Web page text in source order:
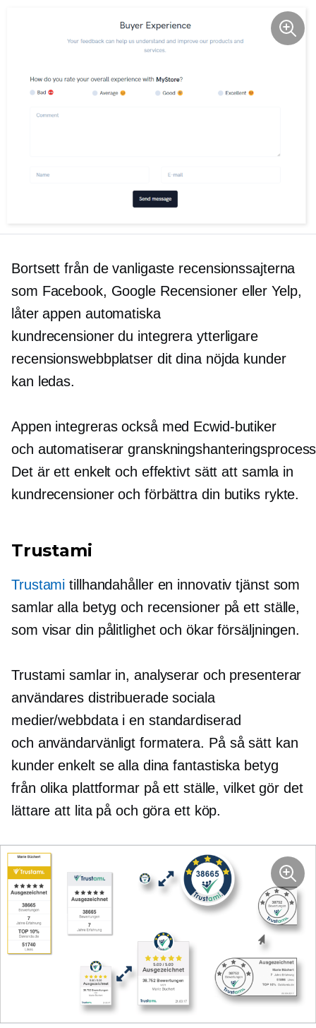
Bortsett från de vanligaste recensionssajterna
som Facebook, Google Recensioner eller Yelp,
låter appen automatiska
kundrecensioner du integrera ytterligare
recensionswebbplatser dit dina nöjda kunder
kan ledas.
Appen integreras också med Ecwid-butiker
och automatiserar
Det är ett enkelt och effektivt sätt att samla in
kundrecensioner och förbättra din butiks rykte.
Trustami
Trustami tillhandahåller en innovativ tjänst som
samlar alla betyg och recensioner på ett ställe,
som visar din pålitlighet och ökar försäljningen.
Trustami samlar in, analyserar och presenterar
användares distribuerade sociala
medier/webbdata i en standardiserad
och användarvänligt formatera. På så sätt kan
kunder enkelt se alla dina fantastiska betyg
från olika plattformar på ett ställe, vilket gör det
lättare att lita på och göra ett köp.